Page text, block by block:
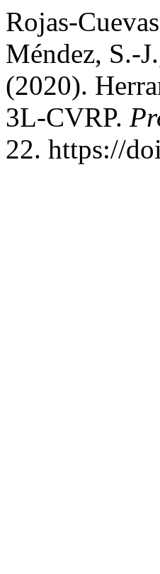
Rojas-
Méndez, S.-
(2020).
3L-CVRP.
22. https://